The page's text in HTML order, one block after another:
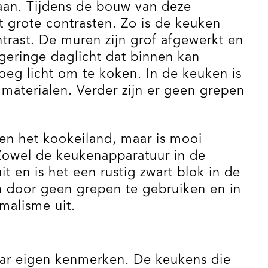
Tijdens de bouw van deze
contrasten. Zo is de keuken
De muren zijn grof afgewerkt en
daglicht dat binnen kan
licht om te koken. In de keuken is
Verder zijn er geen grepen
het kookeiland, maar is mooi
de keukenapparatuur in de
en is het een rustig zwart blok in de
geen grepen te gebruiken en in
uit.
eigen kenmerken. De keukens die